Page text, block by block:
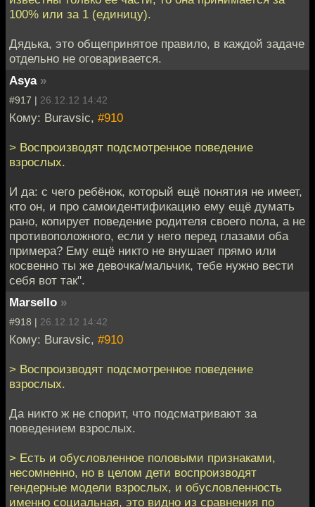
100% или за 1 (единицу).
Дядька, это общепринятое правило, в каждой задаче
отдельно не оговаривается.
Asya »
#917 | 26.12.12 14:42
Кому: Buravsic, #910
> Воспроизводят подсмотренное поведение
взрослых.
И да: с чего ребёнок, который ещё понятия не имеет,
кто он, и про самоидентификацию ему ещё думать
рано, копирует поведение родителя своего пола, а не
противоположного, если у него перед глазами оба
примера? Ему ещё никто не внушает прямо или
косвенно ты же девочка/мальчик, тебе нужно вести
себя вот так".
Marsello »
#918 | 26.12.12 14:42
Кому: Buravsic, #910
> Воспроизводят подсмотренное поведение
взрослых.
Да никто ж не спорит, что подсматривают за
поведением взрослых.
> Есть и обусловленное половыми признаками,
несомненно, но в целом дети воспроизводят
гендерные модели взрослых, и обусловленность
именно социальная, это видно из сравнения по